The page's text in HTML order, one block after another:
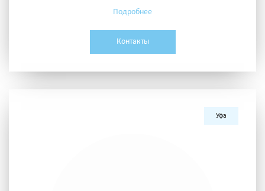
Подробнее
Контакты
Уфа